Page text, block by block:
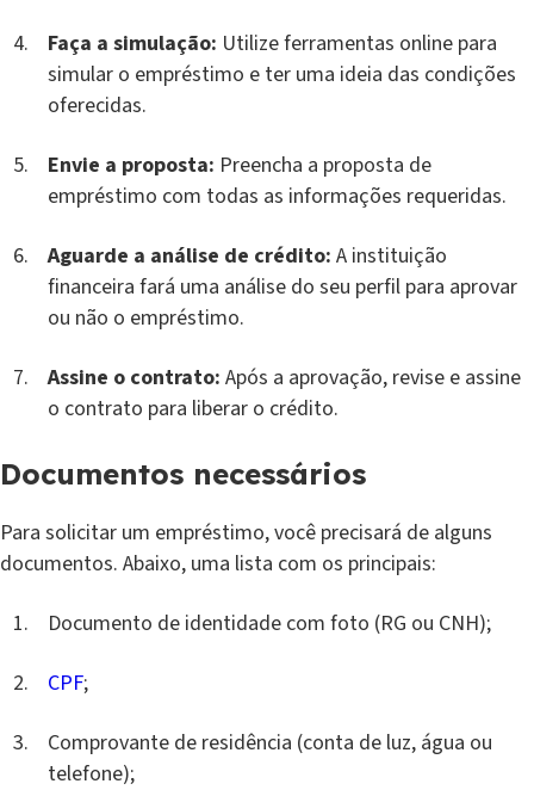
Faça a simulação: Utilize ferramentas online para
simular o empréstimo e ter uma ideia das condições
oferecidas.
Envie a proposta: Preencha a proposta de
empréstimo com todas as informações requeridas.
Aguarde a análise de crédito: A instituição
financeira fará uma análise do seu perfil para aprovar
ou não o empréstimo.
Assine o contrato: Após a aprovação, revise e assine
o contrato para liberar o crédito.
Documentos necessários
Para solicitar um empréstimo, você precisará de alguns
documentos. Abaixo, uma lista com os principais:
Documento de identidade com foto (RG ou CNH);
CPF;
Comprovante de residência (conta de luz, água ou
telefone);